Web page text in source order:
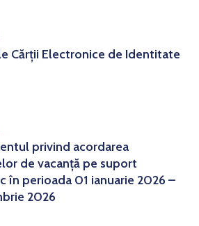
Cărții Electronice de Identitate
privind acordarea
de vacanţă pe suport
în perioada 01 ianuarie 2026 –
2026